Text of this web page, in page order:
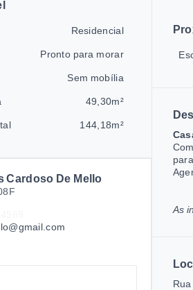
As
Residencial
Pronto para morar
Sem mobília
49,30m²
144,18m²
Cardoso De Mello